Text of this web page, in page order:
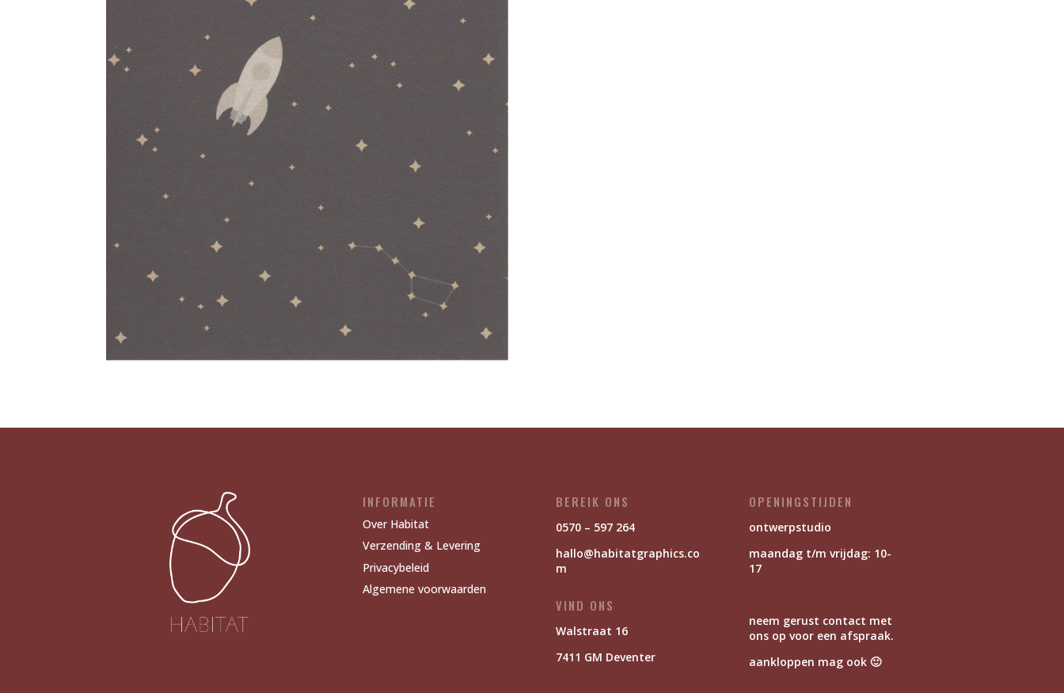
INFORMATIE
Over Habitat
Verzending & Levering
Privacybeleid
Algemene voorwaarden
BEREIK ONS
0570 – 597 264
hallo@habitatgraphics.co
m
VIND ONS
Walstraat 16
7411 GM Deventer
OPENINGSTIJDEN
ontwerpstudio
maandag t/m vrijdag: 10-
17
neem gerust contact met
ons op voor een afspraak.
aankloppen mag ook 🙂